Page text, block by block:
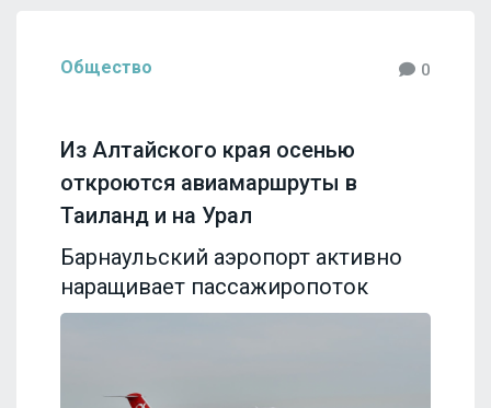
Общество 0
Из Алтайского края осенью
откроются авиамаршруты в
Таиланд и на Урал
Барнаульский аэропорт активно
наращивает пассажиропоток